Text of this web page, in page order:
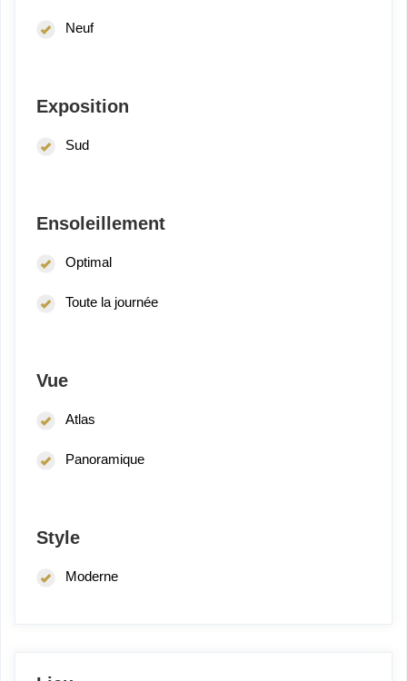
Neuf
Exposition
Sud
Ensoleillement
Optimal
Toute la journée
Vue
Atlas
Panoramique
Style
Moderne